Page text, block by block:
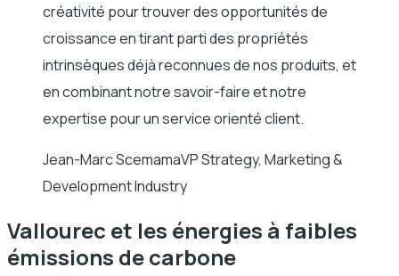
créativité pour trouver des opportunités de
croissance en tirant parti des propriétés
intrinsèques déjà reconnues de nos produits, et
en combinant notre savoir-faire et notre
expertise pour un service orienté client.
Jean-Marc ScemamaVP Strategy, Marketing &
Development Industry
Vallourec et les énergies à faibles
émissions de carbone